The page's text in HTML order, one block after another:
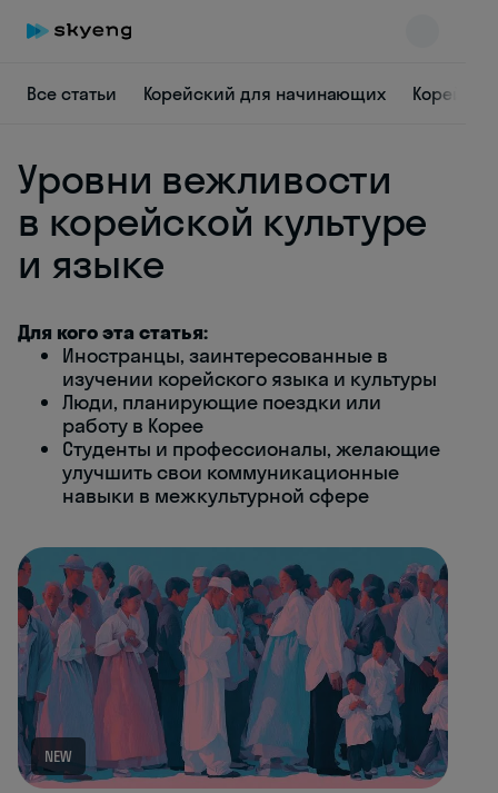
Все статьи Корейский для начинающих
Уровни вежливости
в корейской культуре
и языке
Для кого эта статья:
Иностранцы, заинтересованные в
изучении корейского языка и культуры
Люди, планирующие поездки или
работу в Корее
Студенты и профессионалы, желающие
улучшить свои коммуникационные
навыки в межкультурной сфере
NEW